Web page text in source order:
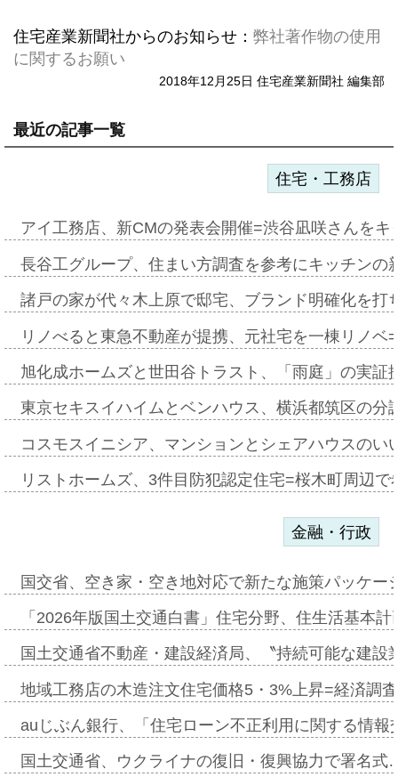
住宅産業新聞社からのお知らせ： 弊社著作物の使用
に関するお願い
2018年12月25日 住宅産業新聞社 編集部
最近の記事一覧
住宅・工務店
アイ工務店、新CMの発表会開催=渋谷凪咲さんを
長谷工グループ、住まい方調査を参考にキッチン
諸戸の家が代々木上原で邸宅、ブランド明確化を
リノべると東急不動産が提携、元社宅を一棟リノ
旭化成ホームズと世田谷トラスト、「雨庭」の実
東京セキスイハイムとベンハウス、横浜都筑区の
コスモスイニシア、マンションとシェアハウスの
リストホームズ、3件目防犯認定住宅=桜木町周辺
金融・行政
国交省、空き家・空き地対応で新たな施策パッケ
「2026年版国土交通白書」住宅分野、住生活基本
国土交通省不動産・建設経済局、〝持続可能な建
地域工務店の木造注文住宅価格5・3%上昇=経済調
auじぶん銀行、「住宅ローン不正利用に関する情
国土交通省、ウクライナの復旧・復興協力で署名